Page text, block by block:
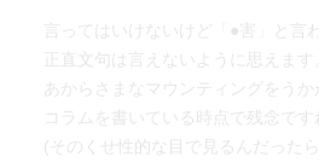
言ってはいけないけど「●害」と言
正直文句は言えないように思えます
あからさまなマウンティングをうか
コラムを書いている時点で残念です
(そのくせ性的な目で見るんだった